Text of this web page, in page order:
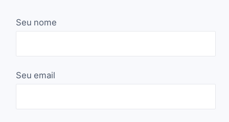
Seu nome
Seu email